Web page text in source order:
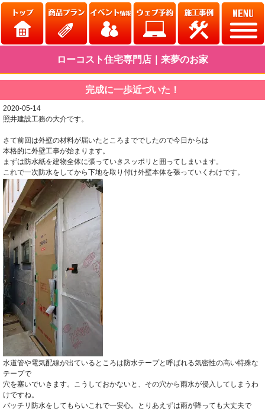
ローコスト住宅専門店｜来夢のお家
完成に一歩近づいた！
2020-05-14
照井建設工務の大介です。
さて前回は外壁の材料が届いたところまででしたので今日からは
本格的に外壁工事が始まります。
まずは防水紙を建物全体に張っていきスッポリと囲ってしまいます。
これで一次防水をしてから下地を取り付け外壁本体を張っていくわけです。
水道管や電気配線が出ているところは防水テープと呼ばれる気密性の高い特殊な
テープで
穴を塞いでいきます。こうしておかないと、その穴から雨水が侵入してしまうわ
けですね。
バッチリ防水をしてもらいこれで一安心。とりあえずは雨が降っても大丈夫で